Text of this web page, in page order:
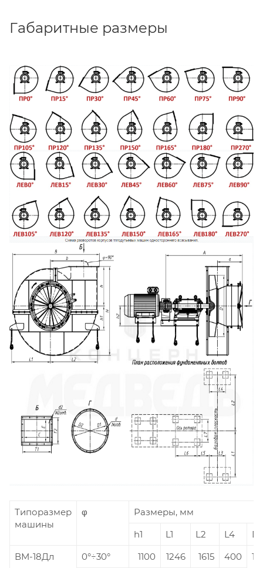
Габаритные размеры
Типоразмер
машины
φ
Размеры, мм
h1
L1 L2 L4
D
ВМ-18Дл
0°÷30° 1100 1246 1615 400